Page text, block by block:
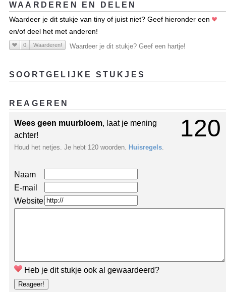
WAARDEREN EN DELEN
Waardeer je dit stukje van tiny of juist niet? Geef hieronder een
en/of deel het met anderen!
0 Waarderen! Waardeer je dit stukje? Geef een hartje!
SOORTGELIJKE STUKJES
REAGEREN
120
Wees geen muurbloem, laat je mening
achter!
Houd het netjes. Je hebt 120 woorden. Huisregels
Naam
E-mail
Website:
Heb je dit stukje ook al gewaardeerd?